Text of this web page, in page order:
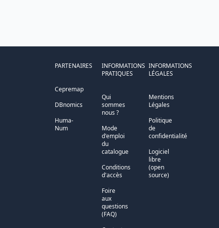
PARTENAIRES
Cepremap
DBnomics
Huma-
Num
INFORMATIONS
PRATIQUES
Qui
sommes
nous ?
Mode
d'emploi
du
catalogue
Conditions
d'accès
Foire
aux
questions
(FAQ)
INFORMATIONS
LÉGALES
Mentions
Légales
Politique
de
confidentialité
Logiciel
libre
(open
source)